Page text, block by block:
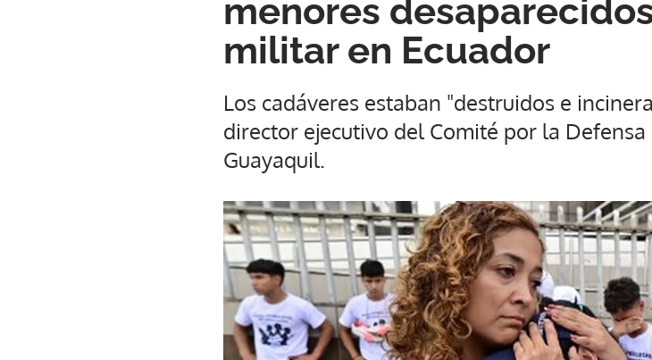
menores
militar en Ecuador
Los cadáveres estaban "destruidos e
director ejecutivo del Comité por la
Guayaquil.